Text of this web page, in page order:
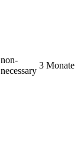
non-
necessary
3 Monate